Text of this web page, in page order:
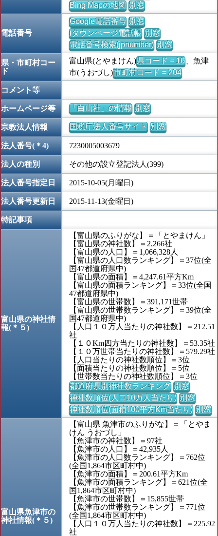
Bing Mapの地図 別窓
電話番号
Google電話番号 別窓
iタウンページ電話帳 別窓
電話番号検索(jpnumber) 別窓
県・市町村コー
ド
富山県(とやまけん)県コード = 16、魚津
市(うおづし)市町村コード = 204
コメント等
ホームページ等 「白山社」の情報 別窓
宗教法人情報 国税庁法人番号サイト 別窓
法人番号(＊4) 7230005003679
法人の種別 その他の設立登記法人(399)
法人番号指定日 2015-10-05(月曜日)
法人番号更新日 2015-11-13(金曜日)
特記事項
富山県の神社情
報(＊５)
【富山県のふりがな】＝「とやまけん」
【富山県の神社数】＝2,266社
【富山県の人口】＝1,066,328人
【富山県の人口数ランキング】＝37位(全
国47都道府県中)
【富山県の面積】＝4,247.61平方Km
【富山県の面積ランキング】＝33位(全国
47都道府県中)
【富山県の世帯数】＝391,171世帯
【富山県の世帯数ランキング】＝39位(全
国47都道府県中)
【人口１０万人当たりの神社数】＝212.51
社
【１０Km四方当たりの神社数】＝53.35社
【１０万世帯当たりの神社数】＝579.29社
【人口当たりの神社数順位】＝3位
【面積当たりの神社数順位】＝5位
【世帯数当たりの神社数順位】＝3位
都道府県別神社数ランキング 別窓
神社数順位(人口10万人当たり) 別窓
神社数順位(面積100平方Km当たり) 別窓
富山県魚津市の
神社情報(＊５)
【富山県 魚津市のふりがな】＝「とやま
けん うおづし」
【魚津市の神社数】＝97社
【魚津市の人口】＝42,935人
【魚津市の人口数ランキング】＝762位
(全国1,864市区町村中)
【魚津市の面積】＝200.61平方Km
【魚津市の面積ランキング】＝621位(全
国1,864市区町村中)
【魚津市の世帯数】＝15,855世帯
【魚津市の世帯数ランキング】＝771位
(全国1,864市区町村中)
【人口１０万人当たりの神社数】＝225.92
社